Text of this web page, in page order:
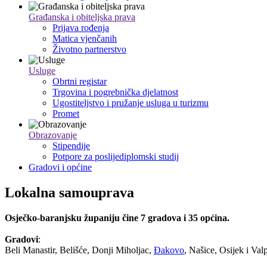
Građanska i obiteljska prava
Prijava rođenja
Matica vjenčanih
Životno partnerstvo
Usluge
Obrtni registar
Trgovina i pogrebnička djelatnost
Ugostiteljstvo i pružanje usluga u turizmu
Promet
Obrazovanje
Stipendije
Potpore za poslijediplomski studij
Gradovi i općine
Lokalna samouprava
Osječko-baranjsku županiju čine 7 gradova i 35 općina.
Gradovi:
Beli Manastir, Belišće, Donji Miholjac, Đakovo, Našice, Osijek i